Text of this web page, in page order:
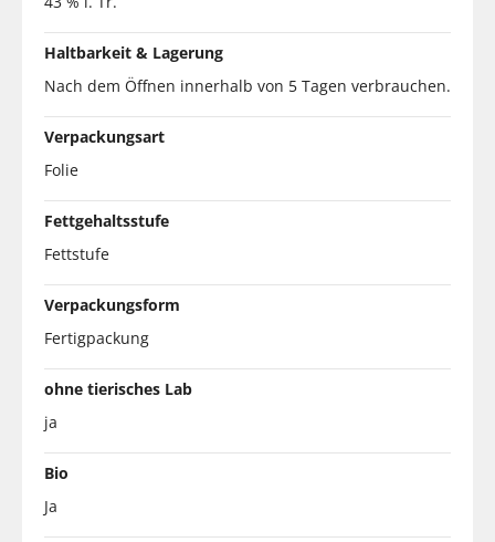
Haltbarkeit & Lagerung
Nach dem Öffnen innerhalb von 5 Tagen verbrauchen.
Verpackungsart
Folie
Fettgehaltsstufe
Fettstufe
Verpackungsform
Fertigpackung
ohne tierisches Lab
ja
Bio
Ja